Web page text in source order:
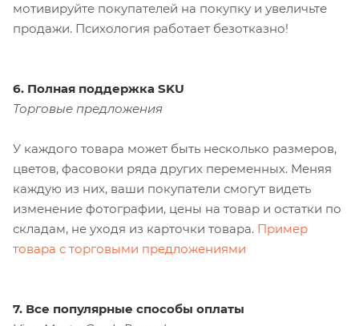
мотивируйте покупателей на покупку и увеличьте
продажи. Психология работает безотказно!
6. Полная поддержка SKU
Торговые предложения
У каждого товара может быть несколько размеров,
цветов, фасовоки ряда других переменных. Меняя
каждую из них, ваши покупатели смогут видеть
изменение фотографии, цены на товар и остатки по
складам, не уходя из карточки товара. Пример
товара с торговыми предложениями
7. Все популярные способы оплаты